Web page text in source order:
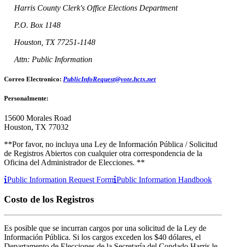
Harris County Clerk's Office Elections Department
P.O. Box 1148
Houston, TX 77251-1148
Attn: Public Information
Correo Electronico: PublicInfoRequest@vote.hctx.net
Personalmente:
15600 Morales Road
Houston, TX 77032
**Por favor, no incluya una Ley de Información Pública / Solicitud
de Registros Abiertos con cualquier otra correspondencia de la
Oficina del Administrador de Elecciones. **
Public Information Request Form Public Information Handbook
Costo de los Registros
Es posible que se incurran cargos por una solicitud de la Ley de
Información Pública. Si los cargos exceden los $40 dólares, el